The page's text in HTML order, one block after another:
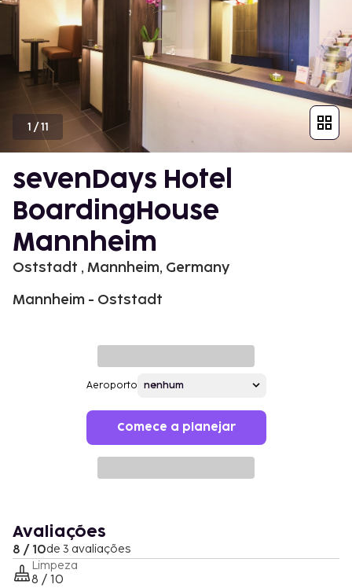
1 /11
sevenDays Hotel
BoardingHouse
Mannheim
Oststadt , Mannheim, Germany
Mannheim - Oststadt
Aeroporto
Comece a planejar
Avaliações
8 / 10de 3 avaliações
Limpeza
8 / 10